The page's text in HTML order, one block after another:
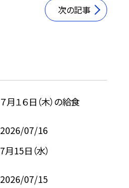
次の記事
７月１６日（木）の給食
2026/07/16
7月15日（水）
2026/07/15